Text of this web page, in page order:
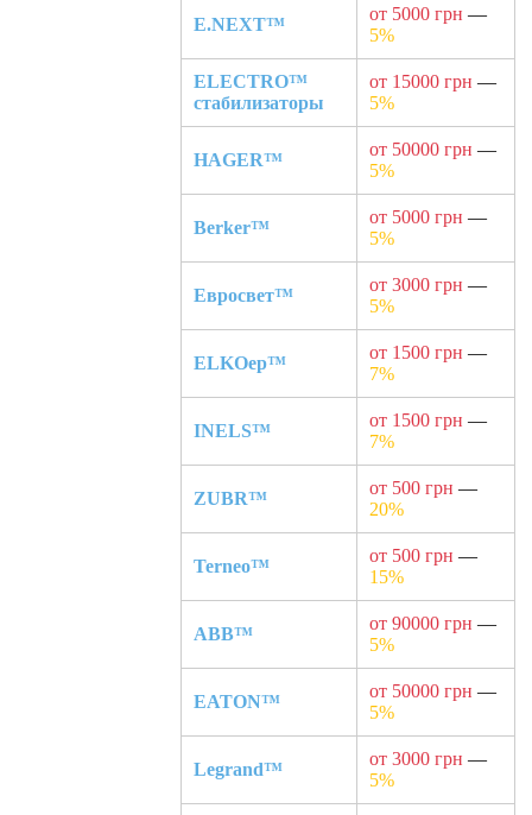
E.NEXT™
от 5000 грн —
5%
ELECTRO™
стабилизаторы
от 15000 грн —
5%
HAGER™
от 50000 грн —
5%
Berker™
от 5000 грн —
5%
Евросвет™
от 3000 грн —
5%
ELKOep™
от 1500 грн —
7%
INELS™
от 1500 грн —
7%
ZUBR™
от 500 грн —
20%
Terneo™
от 500 грн —
15%
ABB™
от 90000 грн —
5%
EATON™
от 50000 грн —
5%
Legrand™
от 3000 грн —
5%